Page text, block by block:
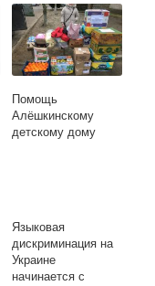
Помощь
Алёшкинскому
детскому дому
Языковая
дискриминация на
Украине
начинается с